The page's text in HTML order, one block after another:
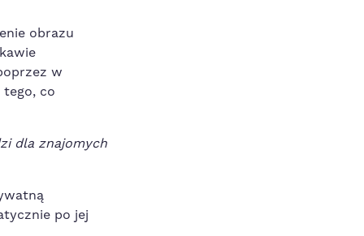
obrazu
w
co
dla znajomych
po jej